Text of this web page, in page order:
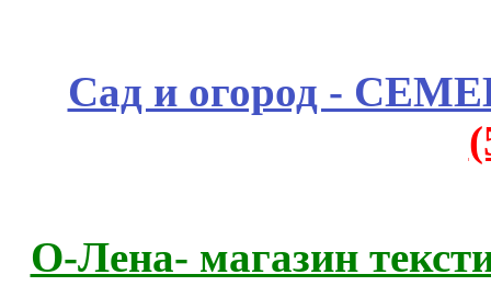
Сад и огород -
О-Лена- магазин